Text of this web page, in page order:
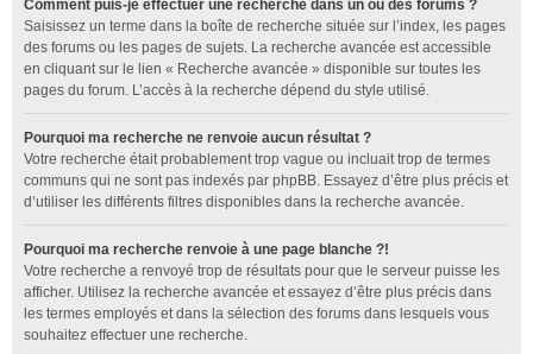
Comment puis-je effectuer une recherche dans un ou des forums ?
Saisissez un terme dans la boîte de recherche située sur l’index, les pages
des forums ou les pages de sujets. La recherche avancée est accessible
en cliquant sur le lien « Recherche avancée » disponible sur toutes les
pages du forum. L’accès à la recherche dépend du style utilisé.
Pourquoi ma recherche ne renvoie aucun résultat ?
Votre recherche était probablement trop vague ou incluait trop de termes
communs qui ne sont pas indexés par phpBB. Essayez d’être plus précis et
d’utiliser les différents filtres disponibles dans la recherche avancée.
Pourquoi ma recherche renvoie à une page blanche ?!
Votre recherche a renvoyé trop de résultats pour que le serveur puisse les
afficher. Utilisez la recherche avancée et essayez d’être plus précis dans
les termes employés et dans la sélection des forums dans lesquels vous
souhaitez effectuer une recherche.